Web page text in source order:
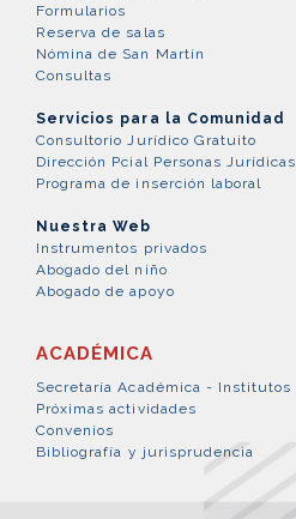
Formularios
Reserva de salas
Nómina de San Martín
Consultas
Servicios para la Comunidad
Consultorio Jurídico Gratuito
Dirección Pcial Personas Jurídicas
Programa de inserción laboral
Nuestra Web
Instrumentos privados
Abogado del niño
Abogado de apoyo
ACADÉMICA
Secretaría Académica - Institutos
Próximas actividades
Convenios
Bibliografía y jurisprudencia